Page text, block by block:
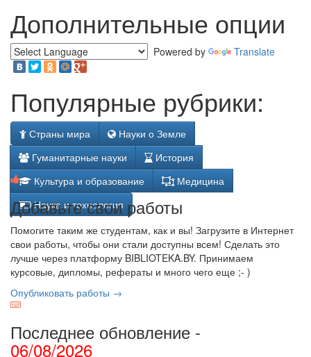
Дополнительные опции
Powered by Translate
Популярные рубрики:
Страны мира
Науки о Земле
Гуманитарные науки
История
Культура и образование
Медицина
Наука и технология
Добавьте свои работы
Помогите таким же студентам, как и вы! Загрузите в Интернет
свои работы, чтобы они стали доступны всем! Сделать это
лучше через платформу BIBLIOTEKA.BY. Принимаем
курсовые, дипломы, рефераты и много чего еще ;- )
Опубликовать работы →
Последнее обновление -
06/08/2026